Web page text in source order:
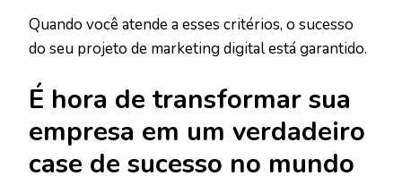
Quando você atende a esses critérios, o sucesso
do seu projeto de marketing digital está garantido.
É hora de transformar sua
empresa em um verdadeiro
case de sucesso no mundo